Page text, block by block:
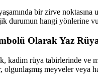
bir zirve noktasına
durumun hangi yönlerine
Olarak Yaz
kadim rüya tabirlerinde ve
meyveler veya